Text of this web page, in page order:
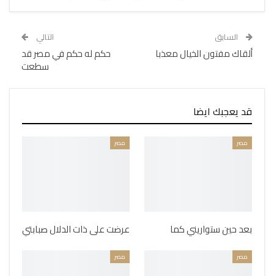
السابق
ألقاك مفتون الخيال معذبا
التالي
حكم له حكم في مصر قد
سطعت
قد يعجبك ايضا
مصر
بعد حين ستواريني كما
مصر
عرضت على ذات الدلال صبابتي
مصر مصر